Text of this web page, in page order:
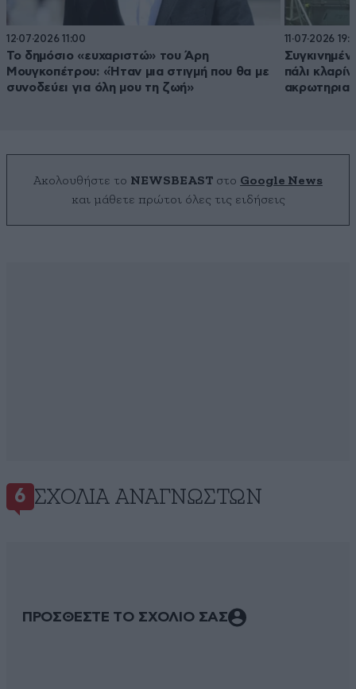
12·07·2026 11:00
Το δημόσιο «ευχαριστώ» του Άρη
Μουγκοπέτρου: «Ήταν μια στιγμή που θα με
συνοδεύει για όλη μου τη ζωή»
11·07·2026
πάλι
Ακολουθήστε το NEWSBEAST στο Google News
και μάθετε πρώτοι όλες τις ειδήσεις
6 ΣΧΌΛΙΑ ΑΝΑΓΝΩΣΤΏΝ
ΠΡΟΣΘΕΣΤΕ ΤΟ ΣΧΟΛΙΟ ΣΑΣ